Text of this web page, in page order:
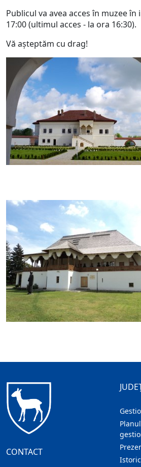
Publicul va avea acces în muzee
17:00 (ultimul acces - la ora 16:30).
Vă aşteptăm cu drag!
CONTACT
Istoric